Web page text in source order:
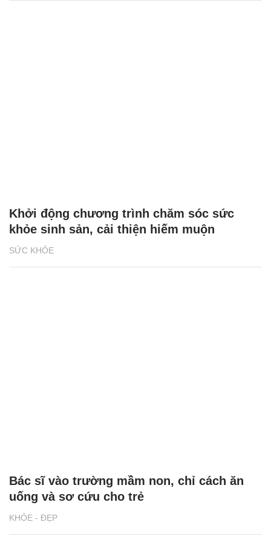
SỨC KHỎE
Khởi động chương trình chăm sóc sức
khỏe sinh sản, cải thiện hiếm muộn
KHỎE - ĐẸP
Bác sĩ vào trường mầm non, chỉ cách ăn
uống và sơ cứu cho trẻ